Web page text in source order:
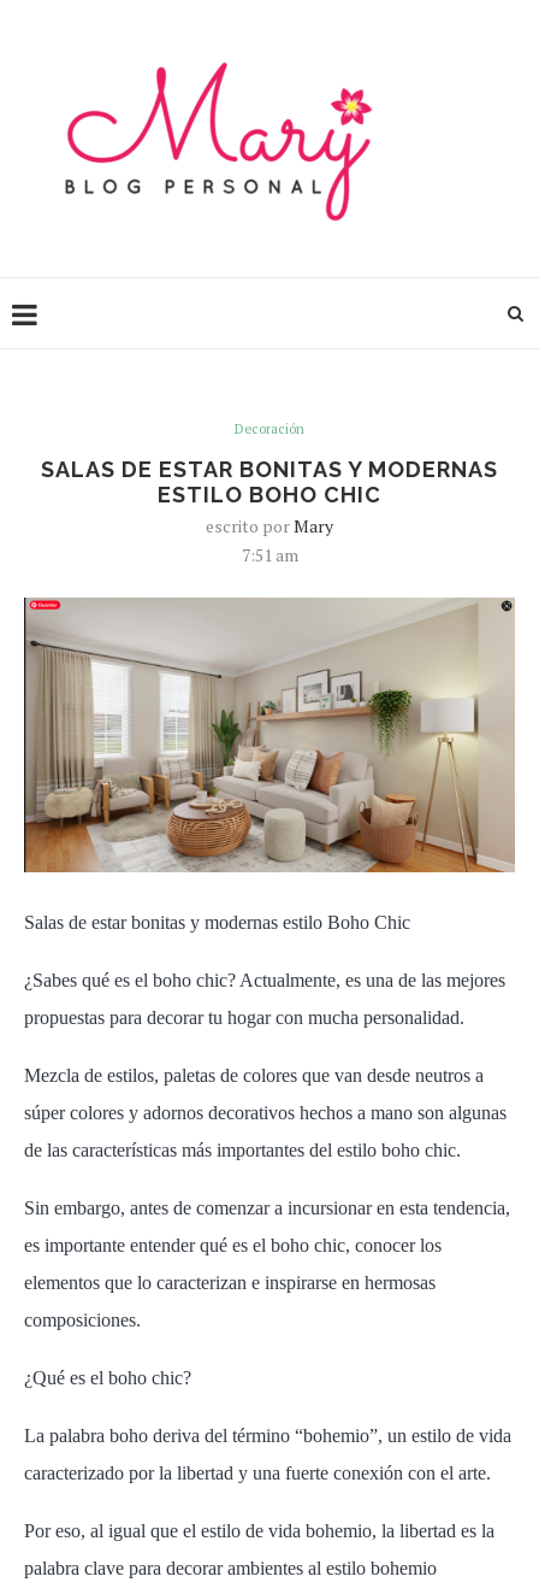
Decoración
SALAS DE ESTAR BONITAS Y MODERNAS
ESTILO BOHO CHIC
escrito porMary
7:51 am
Salas de estar bonitas y modernas estilo Boho Chic
¿Sabes qué es el boho chic? Actualmente, es una de las mejores
propuestas para decorar tu hogar con mucha personalidad.
Mezcla de estilos, paletas de colores que van desde neutros a
súper colores y adornos decorativos hechos a mano son algunas
de las características más importantes del estilo boho chic.
Sin embargo, antes de comenzar a incursionar en esta tendencia,
es importante entender qué es el boho chic, conocer los
elementos que lo caracterizan e inspirarse en hermosas
composiciones.
¿Qué es el boho chic?
La palabra boho deriva del término “bohemio”, un estilo de vida
caracterizado por la libertad y una fuerte conexión con el arte.
Por eso, al igual que el estilo de vida bohemio, la libertad es la
palabra clave para decorar ambientes al estilo bohemio